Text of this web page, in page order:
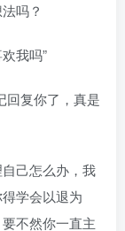
吗？
我吗”
复你了，真是
己怎么办，我
学会以退为
不然你一直主